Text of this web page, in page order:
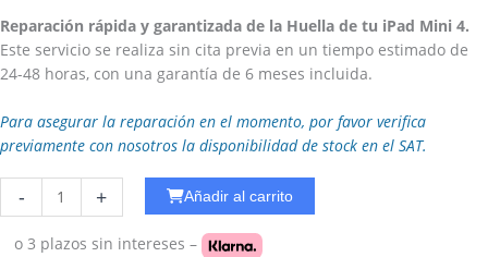
Reparación rápida y garantizada de la Huella de tu iPad Mini 4.
Este servicio se realiza sin cita previa en un tiempo estimado de
24-48 horas, con una garantía de 6 meses incluida.
Para asegurar la reparación en el momento, por favor verifica
previamente con nosotros la disponibilidad de stock en el SAT.
-
WiFi
Ipad
+ Añadir al carrito
o 3 plazos sin intereses –